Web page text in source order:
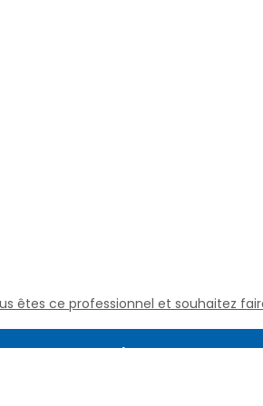
êtes ce professionnel et souhaitez
Assistance